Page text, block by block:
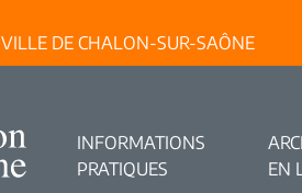
VILLE DE CHALON-SUR-SAÔNE
INFORMATIONS
PRATIQUES
EN